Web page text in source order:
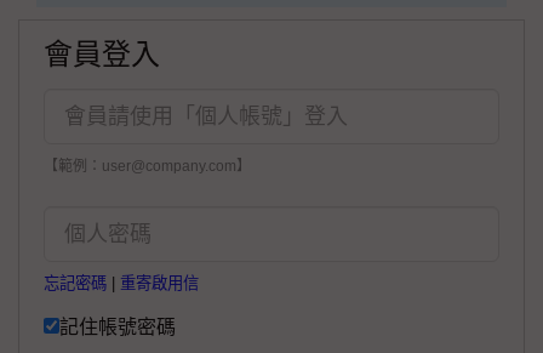
會員登入
【範例：user@company.com】
忘記密碼 重寄啟用信
記住帳號密碼